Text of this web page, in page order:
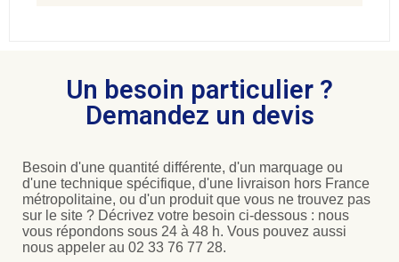
Un besoin particulier ?
Demandez un devis
Besoin d'une quantité différente, d'un marquage ou
d'une technique spécifique, d'une livraison hors France
métropolitaine, ou d'un produit que vous ne trouvez pas
sur le site ? Décrivez votre besoin ci-dessous : nous
vous répondons sous 24 à 48 h. Vous pouvez aussi
nous appeler au 02 33 76 77 28.